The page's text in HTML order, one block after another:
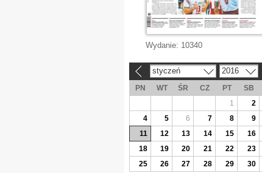
Wydanie: 10340
styczeń 2016
PN WT ŚR CZ PT SB
1
2
4
5 6 7 8 9
11
12 13 14 15 16
18
19 20 21 22 23
25
26 27 28 29 30